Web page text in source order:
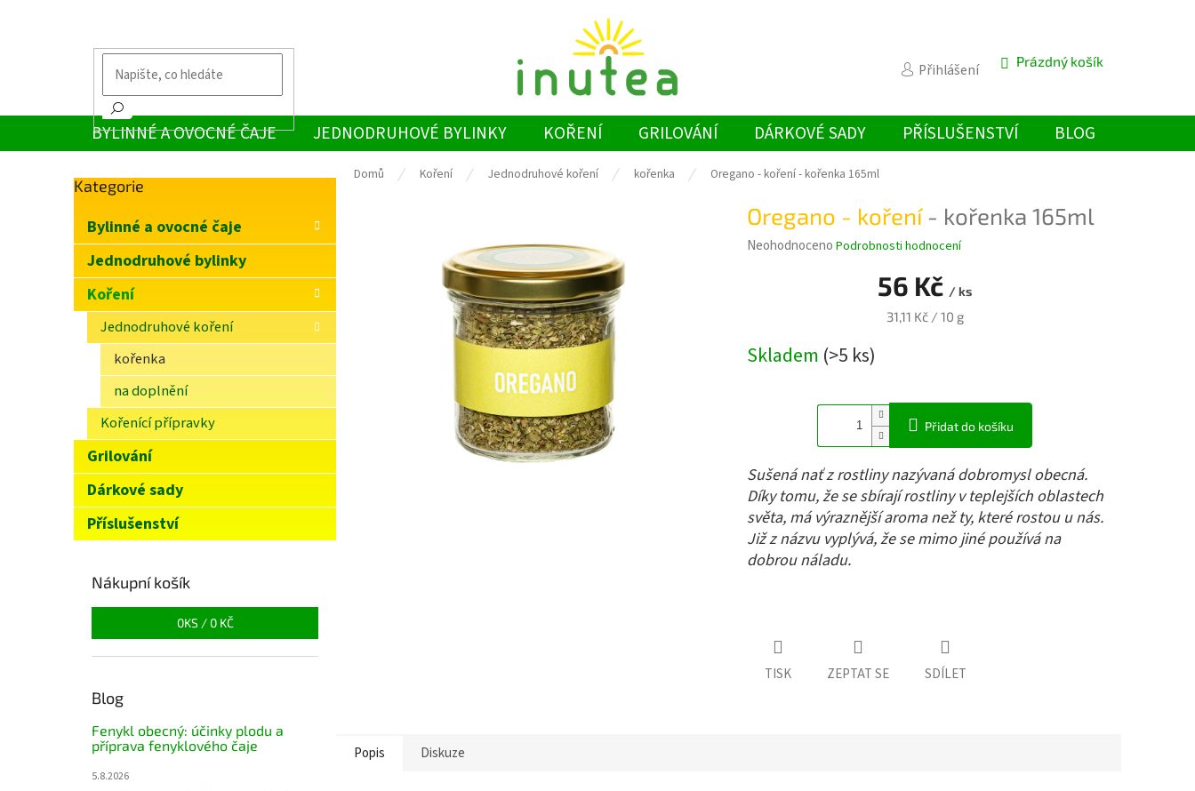
Přihlášení
NÁKUPNÍ
Prázdný košík
BYLINNÉ A OVOCNÉ ČAJE JEDNODRUHOVÉ BYLINKY KOŘENÍ GRILOVÁNÍ DÁRKOVÉ SADY PŘÍSLUŠENSTVÍ BLOG
Domů Koření Jednodruhové koření kořenka Oregano - koření- kořenka 165ml
P
r
n
Přeskočit
Kategorie
Bylinné a ovocné čaje
Jednodruhové bylinky
Koření
Jednodruhové koření
kořenka
na doplnění
Kořenící přípravky
Grilování
Dárkové sady
Příslušenství
Nákupní košík
0KS / 0 KČ
Blog
Fenykl obecný: účinky plodu a
příprava fenyklového čaje
5.8.2026
Oregano - koření - kořenka 165ml
Průměrné
5
Neohodnoceno Podrobnosti hodnocení
56 Kč / ks
Měrná
31,11 Kč / 10 g
Skladem (>5 ks)
Přidat do košíku
Sušená nať z rostliny nazývaná dobromysl obecná.
Díky tomu, že se sbírají rostliny v teplejších oblastech
světa, má výraznější aroma než ty, které rostou u nás.
Již z názvu vyplývá, že se mimo jiné používá na
dobrou náladu.
TISK ZEPTAT SE SDÍLET
Popis Diskuze